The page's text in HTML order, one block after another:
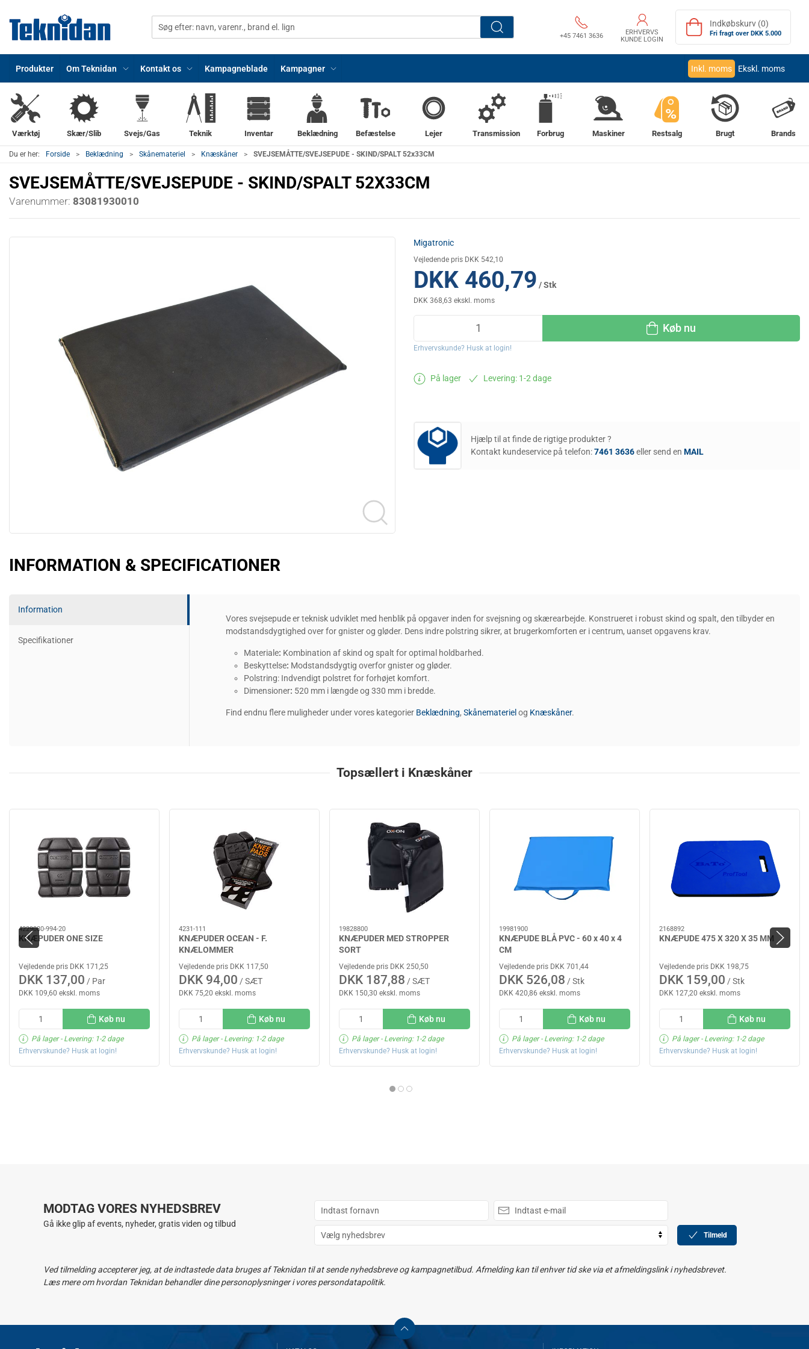
+45 7461 3636
ERHVERVS
KUNDE LOGIN
Indkøbskurv (0)
Fri fragt over DKK 5.000
Produkter Om Teknidan Kontakt os Kampagneblade Kampagner Inkl. moms Ekskl. moms
Værktøj Skær/Slib Svejs/Gas Teknik Inventar Beklædning Befæstelse Lejer Transmission Forbrug Maskiner
%
Restsalg Brugt Brands
Du er her: Forside Beklædning Skånemateriel Knæskåner SVEJSEMÅTTE/SVEJSEPUDE - SKIND/SPALT 52x33CM
SVEJSEMÅTTE/SVEJSEPUDE - SKIND/SPALT 52X33CM
Varenummer: 83081930010
Migatronic
Vejledende pris DKK 542,10
DKK 460,79 / Stk
DKK 368,63 ekskl. moms
Køb nu
Erhvervskunde? Husk at login!
På lager Levering: 1-2 dage
Hjælp til at finde de rigtige produkter ?
Kontakt kundeservice på telefon:7461 3636eller send en MAIL
INFORMATION & SPECIFICATIONER
Information
Specifikationer
Vores svejsepude er teknisk udviklet med henblik på opgaver inden for svejsning og skærearbejde. Konstrueret i robust skind og spalt, den tilbyder en
modstandsdygtighed over for gnister og gløder. Dens indre polstring sikrer, at brugerkomforten er i centrum, uanset opgavens krav.
Materiale: Kombination af skind og spalt for optimal holdbarhed.
Beskyttelse: Modstandsdygtig overfor gnister og gløder.
Polstring: Indvendigt polstret for forhøjet komfort.
Dimensioner: 520 mm i længde og 330 mm i bredde.
Find endnu flere muligheder under vores kategorier Beklædning, Skånemateriel og Knæskåner.
Topsællert i Knæskåner
4229080-994-20
KNÆPUDER ONE SIZE
Vejledende pris DKK 171,25
DKK 137,00 / Par
DKK 109,60 ekskl. moms
Køb nu
På lager- Levering: 1-2 dage
Erhvervskunde? Husk at login!
4231-111
KNÆPUDER OCEAN - F.
KNÆLOMMER
Vejledende pris DKK 117,50
DKK 94,00 / SÆT
DKK 75,20 ekskl. moms
Køb nu
På lager- Levering: 1-2 dage
Erhvervskunde? Husk at login!
19828800
KNÆPUDER MED STROPPER
SORT
Vejledende pris DKK 250,50
DKK 187,88 / SÆT
DKK 150,30 ekskl. moms
Køb nu
På lager- Levering: 1-2 dage
Erhvervskunde? Husk at login!
19981900
KNÆPUDE BLÅ PVC - 60 x 40 x 4
CM
Vejledende pris DKK 701,44
DKK 526,08 / Stk
DKK 420,86 ekskl. moms
Køb nu
På lager- Levering: 1-2 dage
Erhvervskunde? Husk at login!
2168892
KNÆPUDE 475 X 320 X 35 MM
Vejledende pris DKK 198,75
DKK 159,00 / Stk
DKK 127,20 ekskl. moms
Køb nu
På lager- Levering: 1-2 dage
Erhvervskunde? Husk at login!
MODTAG VORES NYHEDSBREV
Gå ikke glip af events, nyheder, gratis viden og tilbud
Tilmeld
Ved tilmelding accepterer jeg, at de indtastede data bruges af Teknidan til at sende nyhedsbreve og kampagnetilbud. Afmelding kan til enhver tid ske via et afmeldingslink i nyhedsbrevet.
Læs mere om hvordan Teknidan behandler dine personoplysninger i vores persondatapolitik.